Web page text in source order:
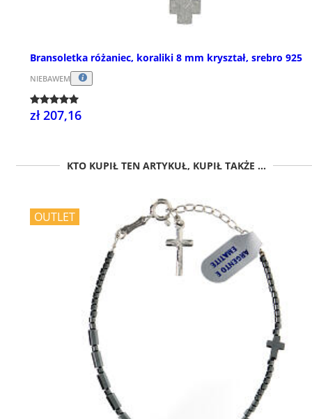
Bransoletka różaniec, koraliki 8 mm kryształ, srebro 925
NIEBAWEM
zł 207,16
KTO KUPIŁ TEN ARTYKUŁ, KUPIŁ TAKŻE ...
OUTLET